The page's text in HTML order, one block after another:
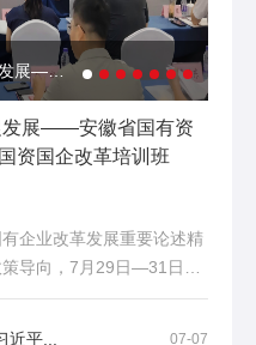
蓄势赋能促改革 实干担当促发展——安徽省国有资产管理协会举办进一步深化国资国企改革培训班
发展——安徽省国有资
资国企改革培训班
企业改革发展重要论述精
导向，7月29日—31日，
举办进一步深化国资...
平... 07-07